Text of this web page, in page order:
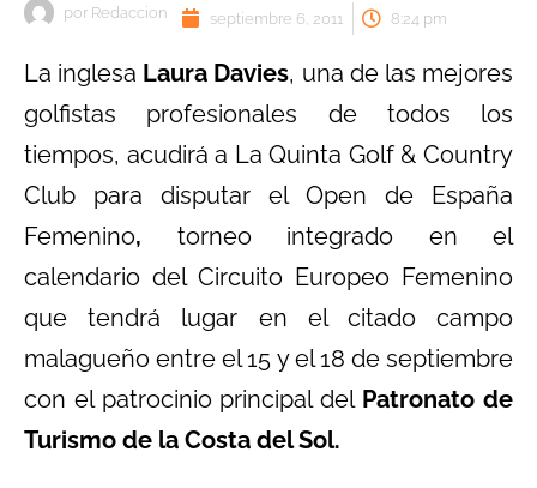
por Redaccion septiembre 6, 2011 8:24 pm
La inglesa Laura Davies, una de las mejores
golfistas profesionales de todos los
tiempos, acudirá a La Quinta Golf & Country
Club para disputar el Open de España
Femenino, torneo integrado en el
calendario del Circuito Europeo Femenino
que tendrá lugar en el citado campo
malagueño entre el 15 y el 18 de septiembre
con el patrocinio principal del Patronato de
Turismo de la Costa del Sol.